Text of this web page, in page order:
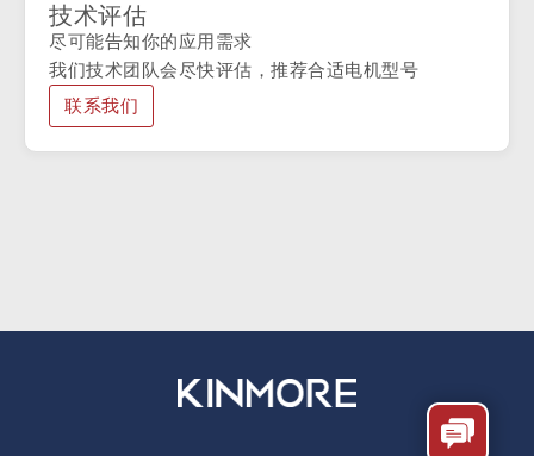
技术评估
尽可能告知你的应用需求
我们技术团队会尽快评估，推荐合适电机型号
联系我们